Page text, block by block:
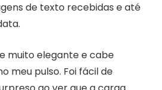
de texto recebidas e até
muito elegante e cabe
meu pulso. Foi fácil de